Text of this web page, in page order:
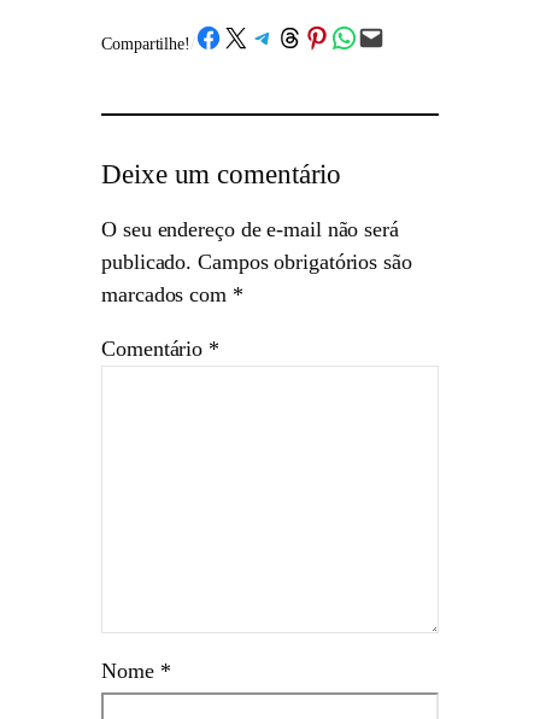
Compartilhe! /Share on Facebook
Share on X Share on Telegram
Share on Threads
Share on Pinterest
Share on WhatsApp
Email this Page
Deixe um comentário
O seu endereço de e-mail não será
publicado. Campos obrigatórios são
marcados com *
Comentário *
Nome *